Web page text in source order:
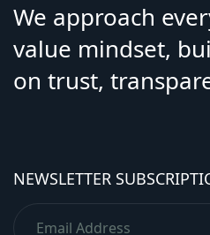
We approach
value mindset,
on trust,
NEWSLETTER